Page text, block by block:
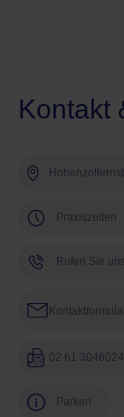
Kontakt
Praxiszeiten
Rufen Sie
02 61 3046024
Parken